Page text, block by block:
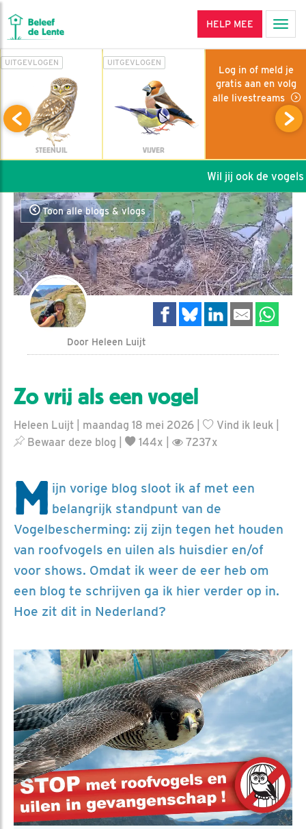
HELP MEE
UITGEVLOGEN
STEENUIL
UITGEVLOGEN
VIJVER
Log in of meld je
gratis aan en volg
alle livestreams
Wil jij ook de vogels
Toon alle blogs & vlogs
Door Heleen Luijt
Zo vrij als een vogel
Heleen Luijt | maandag 18 mei 2026 | Vind ik leuk
Bewaar deze blog
144x | 7237x
M ijn vorige blog sloot ik af met een
belangrijk standpunt van de
Vogelbescherming: zij zijn tegen het houden
van roofvogels en uilen als huisdier en/of
voor shows. Omdat ik weer de eer heb om
een blog te schrijven ga ik hier verder op in.
Hoe zit dit in Nederland?